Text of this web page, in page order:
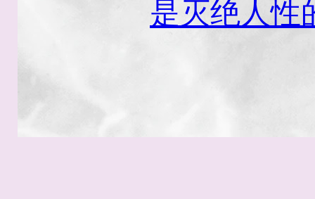
是灭绝人性